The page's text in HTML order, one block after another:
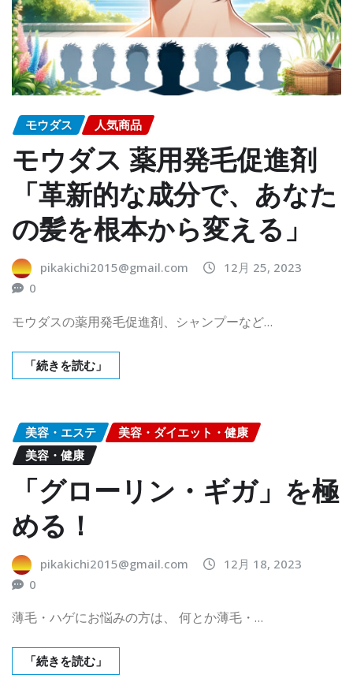
モウダス 人気商品
モウダス 薬用発毛促進剤
「革新的な成分で、あなた
の髪を根本から変える」
pikakichi2015@gmail.com
12月 25, 2023
0
モウダスの薬用発毛促進剤、シャンプーなど…
「続きを読む」
美容・エステ
美容・ダイエット・健康
美容・健康
「グローリン・ギガ」を極
める！
pikakichi2015@gmail.com
12月 18, 2023
0
薄毛・ハゲにお悩みの方は、 何とか薄毛・…
「続きを読む」